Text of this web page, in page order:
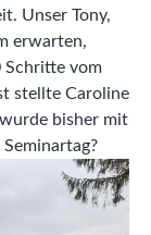
Unser Tony,
erwarten,
Schritte vom
stellte Caroline
bisher mit